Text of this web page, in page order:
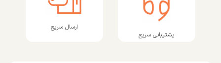
پشتیبانی سریع
ارسال سریع